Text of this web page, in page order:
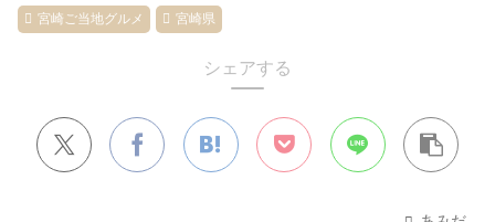
宮崎ご当地グルメ 宮崎県
シェアする